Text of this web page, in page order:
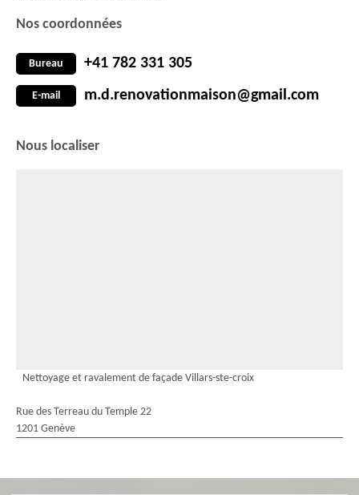
Nos coordonnées
Bureau +41 782 331 305
E-mail m.d.renovationmaison@gmail.com
Nous localiser
Nettoyage et ravalement de façade Villars-ste-croix
Rue des Terreau du Temple 22
1201 Genève